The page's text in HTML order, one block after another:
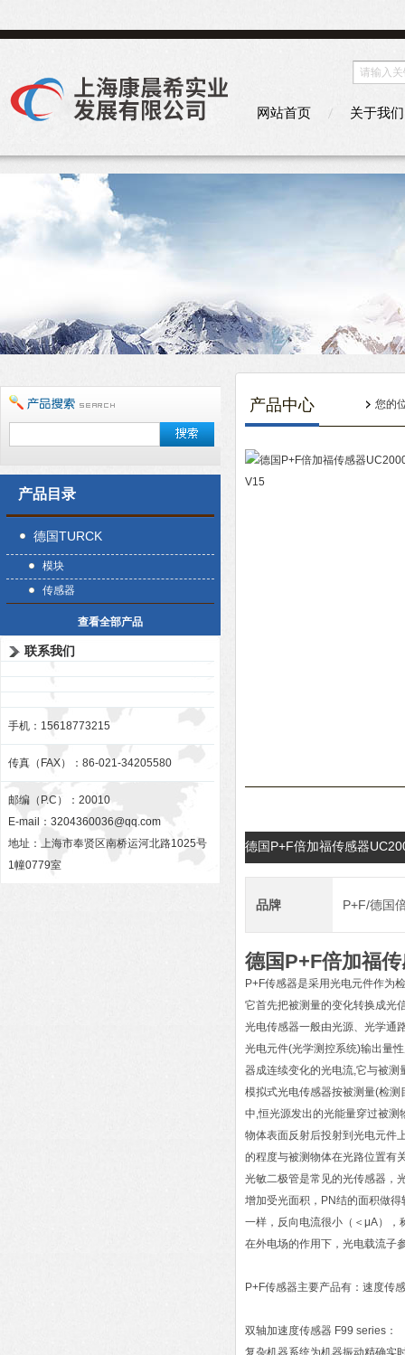
网站首页 关于我们
产品目录
德国TURCK
模块
传感器
查看全部产品
联系我们
手机：15618773215
传真（FAX）：86-021-34205580
邮编（P.C）：20010
E-mail： 3204360036@qq.com
地址：上海市奉贤区南桥运河北路1025号
1幢0779室
产品中心 您的
德国P+F倍加福传感器
品牌 P+F/德国
德国P+F倍加福
P+F传感器是采用光电元件作为
它首先把被测量的变化转换成光
光电传感器一般由光源、光学通
光电元件(光学测控系统)输出量
器成连续变化的光电流,它与被测
模拟式光电传感器按被测量(检
中,恒光源发出的光能量穿过被
物体表面反射后投射到光电元件
的程度与被测物体在光路位置有
光敏二极管是常见的光传感器，
增加受光面积，PN结的面积做
一样，反向电流很小（＜μA），
在外电场的作用下，光电载流子
P+F传感器主要产品有：速度传
双轴加速度传感器 F99 series：
复杂机器系统为机器振动精确实